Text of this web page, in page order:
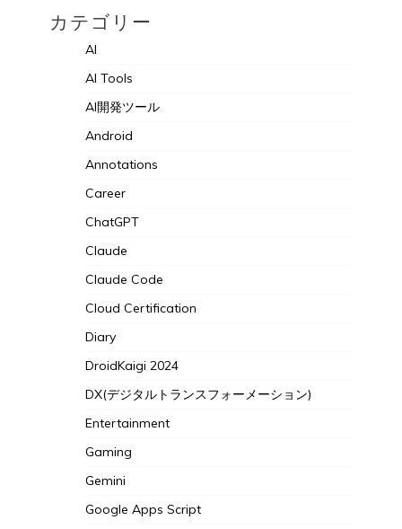
カテゴリー
AI
AI Tools
AI開発ツール
Android
Annotations
Career
ChatGPT
Claude
Claude Code
Cloud Certification
Diary
DroidKaigi 2024
DX(デジタルトランスフォーメーション)
Entertainment
Gaming
Gemini
Google Apps Script